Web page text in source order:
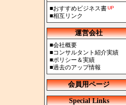
■おすすめビジネス書
■相互リンク
運営会社
■会社概要
■コンサルタント紹介実績
■ポリシー＆実績
■過去のアップ情報
会員用ページ
Special Links